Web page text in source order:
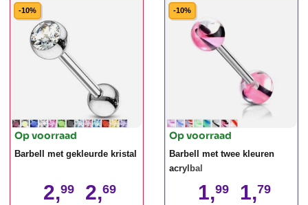
-10%
Op voorraad
Barbell met gekleurde kristal
2,99 2,69
-10%
Op voorraad
Barbell met twee kleuren
acrylbal
1,99 1,79